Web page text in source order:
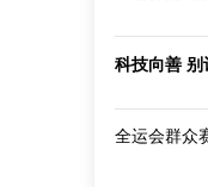
科技向善
全运会群众